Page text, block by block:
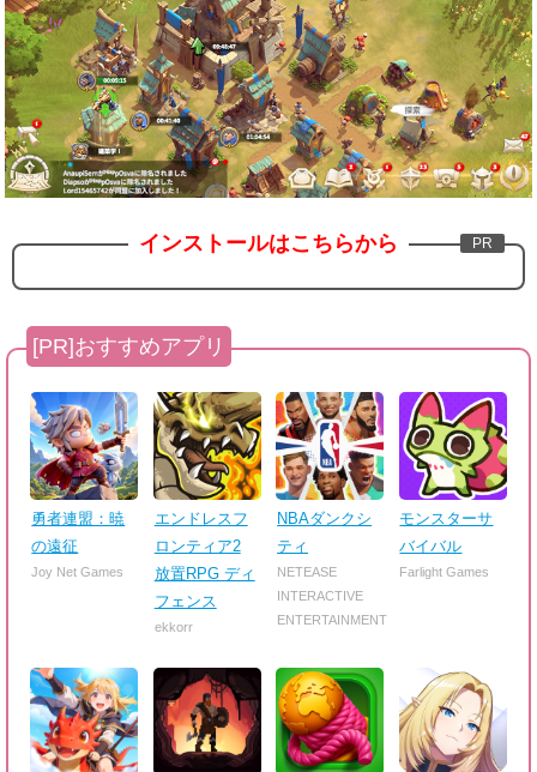
インストールはこちらから
勇者連盟：暁
の遠征
Joy Net Games
エンドレスフ
ロンティア2
放置RPG ディ
フェンス
ekkorr
NBAダンクシ
ティ
NETEASE
INTERACTIVE
ENTERTAINMENT
モンスターサ
バイバル
Farlight Games